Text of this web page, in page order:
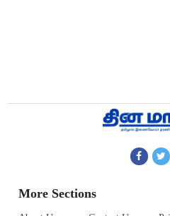
More Sections